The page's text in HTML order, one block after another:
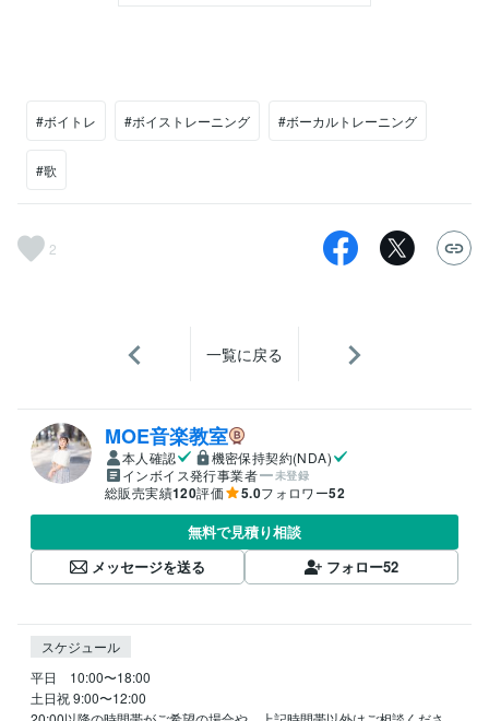
#ボイトレ #ボイストレーニング #ボーカルトレーニング
#歌
2
一覧に戻る
MOE音楽教室
本人確認
機密保持契約(NDA)
インボイス発行事業者
未登録
総販売実績120評価 5.0フォロワー52
無料で見積り相談
メッセージを送る
フォロー52
スケジュール
平日　10:00〜18:00
土日祝 9:00〜12:00